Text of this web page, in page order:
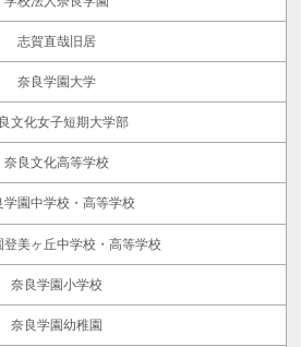
志賀直哉旧居
奈良学園大学
文化女子短期大学部
奈良文化高等学校
学園中学校・高等学校
登美ヶ丘中学校・高等学校
奈良学園小学校
奈良学園幼稚園